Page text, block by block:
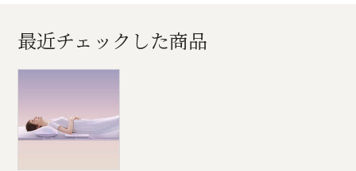
最近チェックした商品